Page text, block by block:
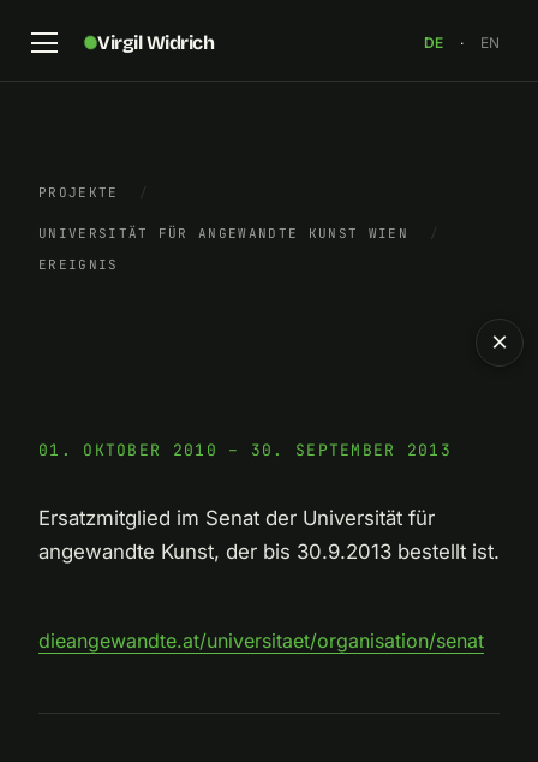
Virgil Widrich DE · EN
PROJEKTE /
UNIVERSITÄT FÜR ANGEWANDTE KUNST WIEN
/
EREIGNIS
01. OKTOBER 2010 – 30. SEPTEMBER 2013
Ersatzmitglied im Senat der Universität für
angewandte Kunst, der bis 30.9.2013 bestellt ist.
dieangewandte.at/universitaet/organisation/senat
×